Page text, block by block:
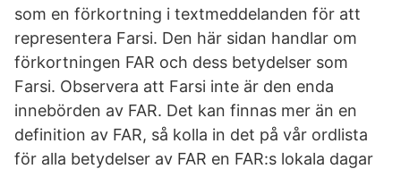
som en förkortning i textmeddelanden för att
representera Farsi. Den här sidan handlar om
förkortningen FAR och dess betydelser som
Farsi. Observera att Farsi inte är den enda
innebörden av FAR. Det kan finnas mer än en
definition av FAR, så kolla in det på vår ordlista
för alla betydelser av FAR en FAR:s lokala dagar